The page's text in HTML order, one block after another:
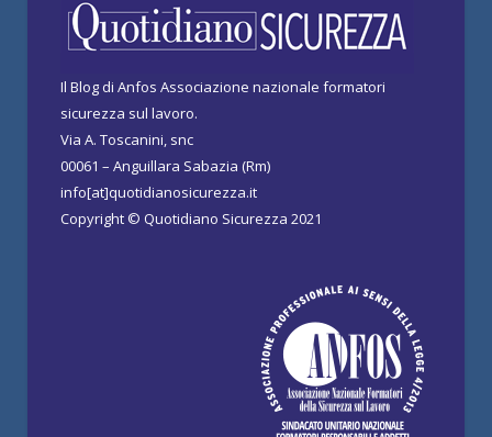
Il Blog di Anfos Associazione nazionale formatori
sicurezza sul lavoro.
Via A. Toscanini, snc
00061 – Anguillara Sabazia (Rm)
info[at]quotidianosicurezza.it
Copyright © Quotidiano Sicurezza 2021